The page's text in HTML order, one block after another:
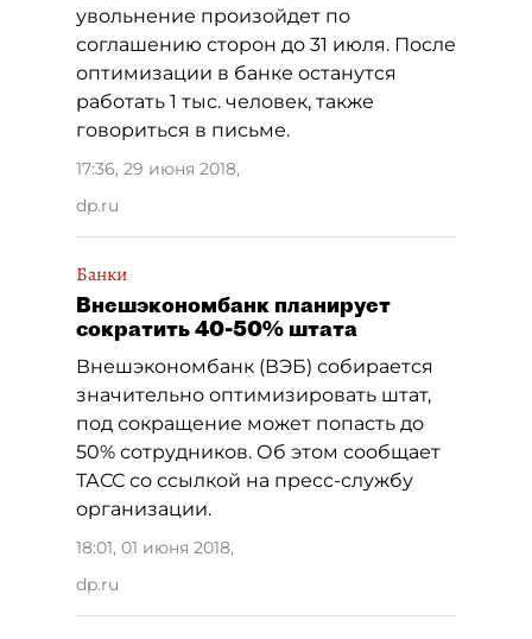
увольнение произойдет по
соглашению сторон до 31 июля. После
оптимизации в банке останутся
работать 1 тыс. человек, также
говориться в письме.
17:36, 29 июня 2018,
dp.ru
Банки
Внешэкономбанк планирует
сократить 40-50% штата
Внешэкономбанк (ВЭБ) собирается
значительно оптимизировать штат,
под сокращение может попасть до
50% сотрудников. Об этом сообщает
ТАСС со ссылкой на пресс-службу
организации.
18:01, 01 июня 2018,
dp.ru